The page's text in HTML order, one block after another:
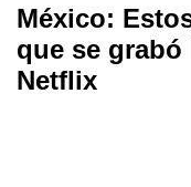
México:
que se grabó
Netflix